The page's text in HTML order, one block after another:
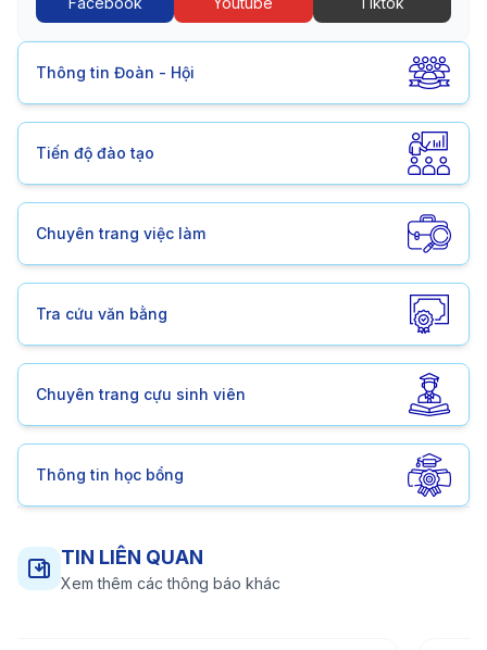
Thông tin Đoàn - Hội
Tiến độ đào tạo
Chuyên trang việc làm
Tra cứu văn bằng
Chuyên trang cựu sinh viên
Thông tin học bổng
TIN LIÊN QUAN
Xem thêm các thông báo khác